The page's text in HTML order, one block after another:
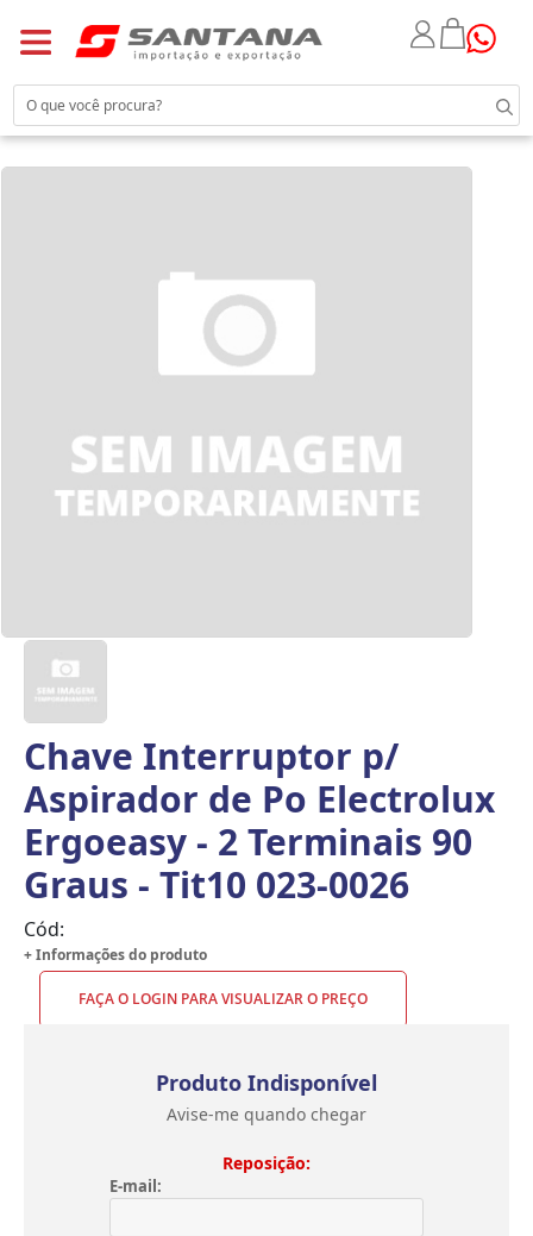
Chave Interruptor p/
Aspirador de Po Electrolux
Ergoeasy - 2 Terminais 90
Graus - Tit10 023-0026
Cód:
+ Informações do produto
FAÇA O LOGIN PARA VISUALIZAR O PREÇO
Produto Indisponível
Avise-me quando chegar
Reposição:
E-mail: